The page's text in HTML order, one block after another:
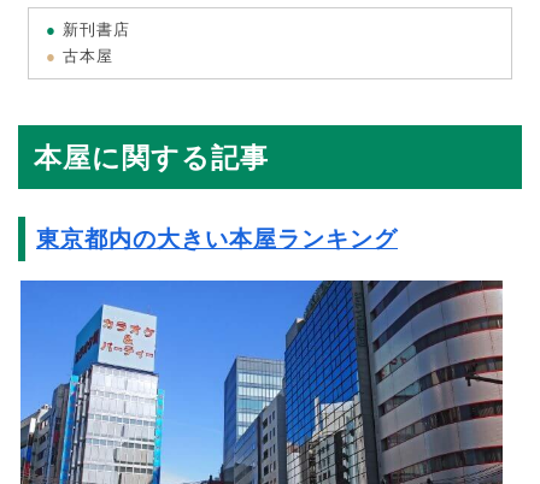
新刊書店
古本屋
本屋に関する記事
東京都内の大きい本屋ランキング